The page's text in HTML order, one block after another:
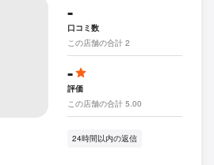
-
口コミ数
この店舗の合計 2
-
評価
この店舗の合計 5.00
24時間以内の返信